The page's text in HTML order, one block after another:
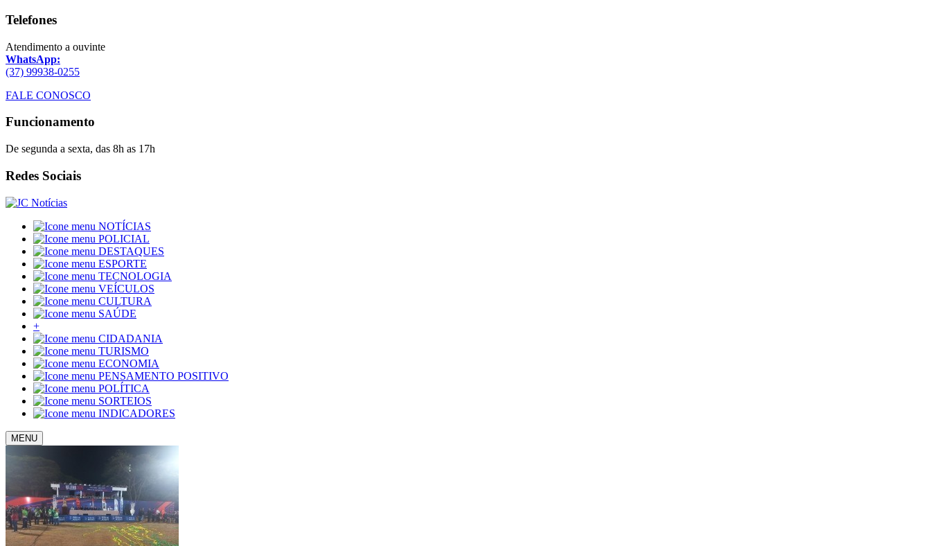
Telefones
Atendimento a ouvinte
WhatsApp:
(37) 99938-0255
FALE CONOSCO
Funcionamento
De segunda a sexta, das 8h as 17h
Redes Sociais
NOTÍCIAS
POLICIAL
DESTAQUES
ESPORTE
TECNOLOGIA
VEÍCULOS
CULTURA
SAÚDE
+
CIDADANIA
TURISMO
ECONOMIA
PENSAMENTO POSITIVO
POLÍTICA
SORTEIOS
INDICADORES
MENU